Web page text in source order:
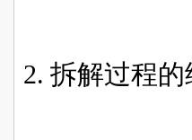
2. 拆解过程